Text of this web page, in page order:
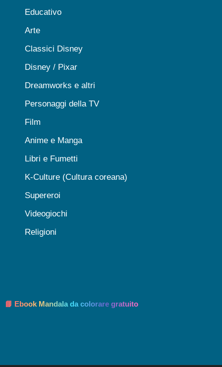
Educativo
Arte
Classici Disney
Disney / Pixar
Dreamworks e altri
Personaggi della TV
Film
Anime e Manga
Libri e Fumetti
K-Culture (Cultura coreana)
Supereroi
Videogiochi
Religioni
📘 Ebook Mandala da colorare gratuito